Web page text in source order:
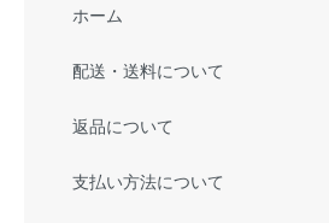
ホーム
配送・送料について
返品について
支払い方法について